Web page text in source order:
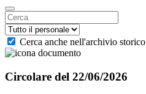
Cerca anche nell'archivio storico
Circolare del 22/06/2026